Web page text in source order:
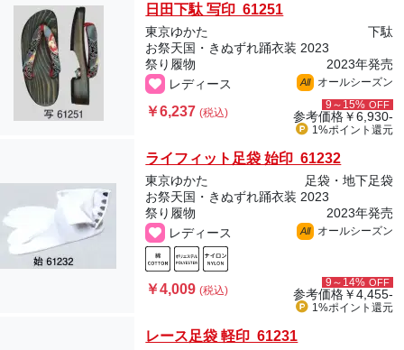
日田下駄 写印 61251
東京ゆかた
下駄
お祭天国・きぬずれ踊衣装 2023
祭り履物
2023年発売
レディース
All オールシーズン
￥6,237(税込)
9～15% OFF
参考価格￥6,930-
1%ポイント 還元
ライフィット足袋 始印 61232
東京ゆかた
足袋・地下足袋
お祭天国・きぬずれ踊衣装 2023
祭り履物
2023年発売
レディース
All オールシーズン
￥4,009(税込)
9～14% OFF
参考価格￥4,455-
1%ポイント 還元
レース足袋 軽印 61231